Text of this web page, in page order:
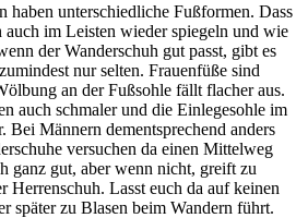
haben unterschiedliche Fußformen. Dass
auch im Leisten wieder spiegeln und wie
der Wanderschuh gut passt, gibt es
nur selten. Frauenfüße sind
an der Fußsohle fällt flacher aus.
auch schmaler und die Einlegesohle im
Bei Männern dementsprechend anders
versuchen da einen Mittelweg
ganz gut, aber wenn nicht, greift zu
Herrenschuh. Lasst euch da auf keinen
später zu Blasen beim Wandern führt.